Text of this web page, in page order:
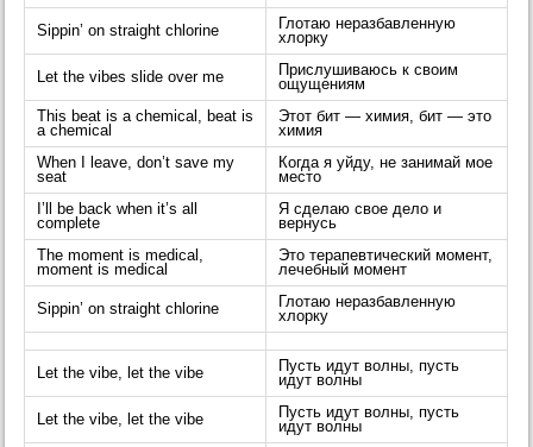
Sippin’ on straight chlorine
Глотаю неразбавленную
хлорку
Let the vibes slide over me
Прислушиваюсь к своим
ощущениям
This beat is a chemical, beat is
a chemical
Этот бит — химия, бит — это
химия
When I leave, don’t save my
seat
Когда я уйду, не занимай мое
место
I’ll be back when it’s all
complete
Я сделаю свое дело и
вернусь
The moment is medical,
moment is medical
Это терапевтический момент,
лечебный момент
Sippin’ on straight chlorine
Глотаю неразбавленную
хлорку
Let the vibe, let the vibe
Пусть идут волны, пусть
идут волны
Let the vibe, let the vibe
Пусть идут волны, пусть
идут волны